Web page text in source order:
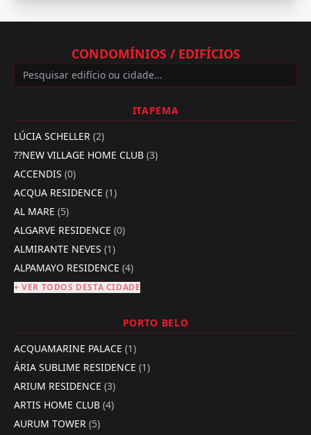
CONDOMÍNIOS / EDIFÍCIOS
ITAPEMA
LÚCIA SCHELLER (2)
??NEW VILLAGE HOME CLUB (3)
ACCENDIS (0)
ACQUA RESIDENCE (1)
AL MARE (5)
ALGARVE RESIDENCE (0)
ALMIRANTE NEVES (1)
ALPAMAYO RESIDENCE (4)
+ VER TODOS DESTA CIDADE
PORTO BELO
ACQUAMARINE PALACE (1)
ÁRIA SUBLIME RESIDENCE (1)
ARIUM RESIDENCE (3)
ARTIS HOME CLUB (4)
AURUM TOWER (5)